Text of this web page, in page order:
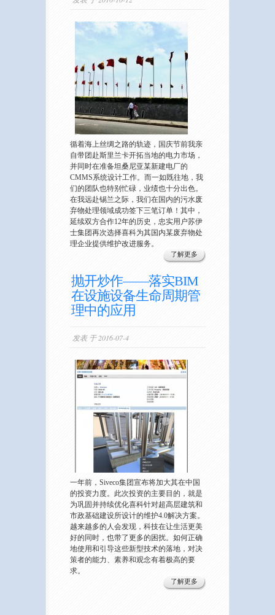
循着海上丝绸之路的轨迹，国庆节前我亲
自带团赴斯里兰卡开拓当地的电力市场，
并同时在准备坦桑尼亚某新建电厂的
CMMS系统设计工作。而一如既往地，我
们的团队也特别忙碌，业绩也十分出色。
在我远赴锡兰之际，我们在国内的污水废
弃物处理领域成功签下三笔订单！其中，
延续双方合作12年的历史，忠实用户苏伊
士集团再次选择喜科为其国内某废弃物处
理企业提供维护改进服务。
了解更多
抛开炒作——落实BIM
在设施设备生命周期管
理中的应用
发表 于 2016-07-4
一年前，Siveco集团宣布将加大其在中国
的投资力度。此次投资的主要目的，就是
为巩固并持续优化喜科针对超高层建筑和
市政基础建设所设计的维护4.0解决方案。
越来越多的人会发现，科技在让生活更美
好的同时，也带了更多的困扰。如何正确
地使用和引导这些新型技术的落地，对决
策者的能力、素养和观念有着极高的要
求。
了解更多